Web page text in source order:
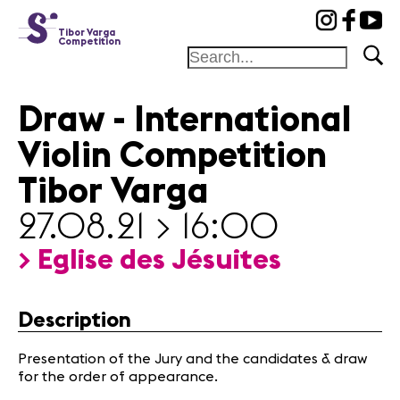
Tibor Varga
Competition
Foundation
Festival
Academy
Competition
Friends and
sponsors
Jury
Concerts
Draw - International
Violin Competition
Tibor Varga
27.08.21 > 16:00
> Eglise des Jésuites
Description
Presentation of the Jury and the candidates & draw
for the order of appearance.